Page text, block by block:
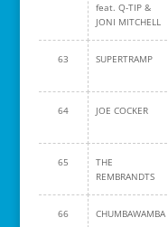
feat. Q-TIP &
JONI MITCHELL
63 SUPERTRAMP
64 JOE COCKER
65
THE
REMBRANDTS
66 CHUMBAWAMBA